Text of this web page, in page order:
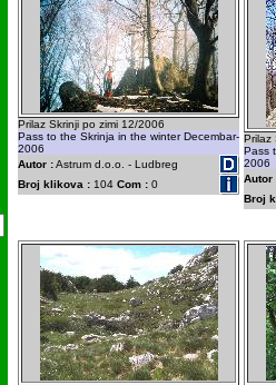
Prilaz Skrinji po zimi 12/2006
Pass to the Skrinja in the winter Decembar-
2006
Autor :Astrum d.o.o. - Ludbreg
Broj klikova : 104 Com : 0
Prilaz
Pass
2006
Autor
Broj